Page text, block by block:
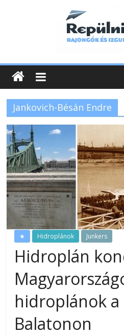
Jankovich-Bésán Endre
★ Hidroplánok Junkers
Hidroplán
hidroplánok a
Balatonon